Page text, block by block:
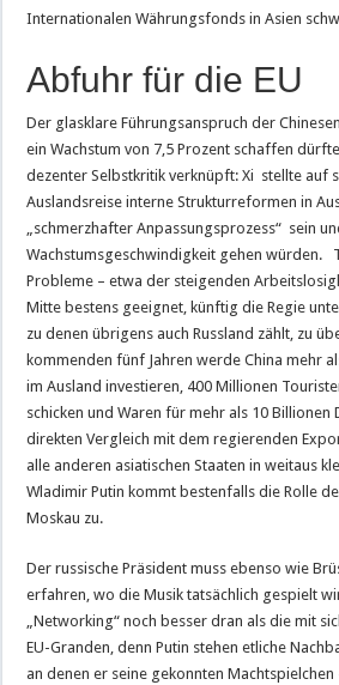
Internationalen Währungsfonds in Asien
Abfuhr für die EU
Der glasklare Führungsanspruch der
ein Wachstum von 7,5 Prozent schaffen
dezenter Selbstkritik verknüpft: Xi stellte auf
Auslandsreise interne Strukturreformen in
„schmerzhafter Anpassungsprozess“ sein
Wachstumsgeschwindigkeit gehen würden.
Probleme – etwa der steigenden
Mitte bestens geeignet, künftig die Regie
zu denen übrigens auch Russland zählt, zu
kommenden fünf Jahren werde China mehr
im Ausland investieren, 400 Millionen
schicken und Waren für mehr als 10
direkten Vergleich mit dem regierenden
alle anderen asiatischen Staaten in weitaus
Wladimir Putin kommt bestenfalls die Rolle
Moskau zu.
Der russische Präsident muss ebenso wie
erfahren, wo die Musik tatsächlich gespielt
„Networking“ noch besser dran als die mit
EU-Granden, denn Putin stehen etliche
an denen er seine gekonnten